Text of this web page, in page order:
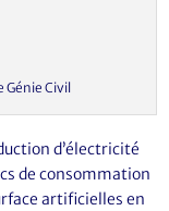
Génie Civil
d’électricité
de consommation
artificielles en